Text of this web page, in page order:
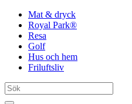
Mat & dryck
Royal Park®
Resa
Golf
Hus och hem
Friluftsliv